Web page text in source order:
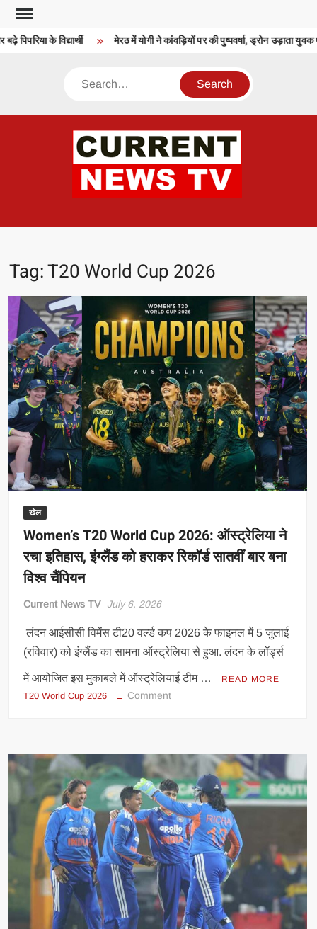
Skip
contentके विद्यार्थी मेरठ में योगी ने कांवड़ियों पर की पुष्पवर्षा, ड्रोन उड़ाता युवक पकड़ा
Search
Tag:T20 World Cup 2026
खेल
Women’s T20 World Cup 2026: ऑस्ट्रेलिया ने
रचा इतिहास, इंग्लैंड को हराकर रिकॉर्ड सातवीं बार बना
विश्व चैंपियन
Current News TV July 6, 2026
लंदन आईसीसी विमेंस टी20 वर्ल्ड कप 2026 के फाइनल में 5 जुलाई
(रविवार) को इंग्लैंड का सामना ऑस्ट्रेलिया से हुआ. लंदन के लॉर्ड्स
में आयोजित इस मुकाबले में ऑस्ट्रेलियाई टीम … READ MORE
T20 World Cup 2026 Commenton
Cup
2026:
ऑस्ट्रेलिया
ने
रचा
इतिहास,
इंग्लैंड
को
हराकर
रिकॉर्ड
सातवीं